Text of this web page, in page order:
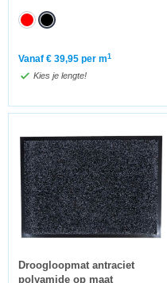
Vanaf € 39,95 per m1
Kies je lengte!
Droogloopmat antraciet
polyamide op maat